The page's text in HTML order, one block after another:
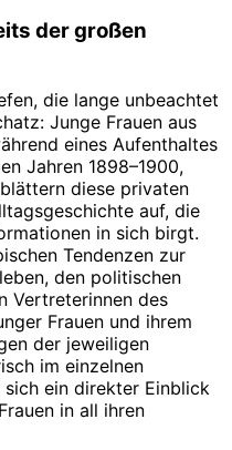
der großen
die lange unbeachtet
Junge Frauen aus
eines Aufenthaltes
Jahren 1898–1900,
diese privaten
auf, die
in sich birgt.
Tendenzen zur
den politischen
Vertreterinnen des
Frauen und ihrem
der jeweiligen
im einzelnen
ein direkter Einblick
in all ihren